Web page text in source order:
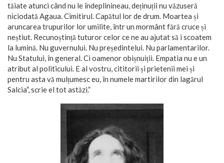
tăiate atunci când nu le îndeplinineau, deținuții nu văzuseră
niciodată Agaua. Cimitirul. Capătul lor de drum. Moartea și
aruncarea trupurilor lor umilite, într un mormânt fără cruce și
neștiut. Recunoștință tuturor celor ce ne au ajutat să i scoatem
la lumină. Nu guvernului. Nu președintelui. Nu parlamentarilor.
Nu Statului, în general. Ci oamenor obișnuiții. Empatia nu e un
atribut al politicului. E al vostru, cititorii și prietenii mei și
pentru asta vă mulțumesc eu, în numele martirilor din lagărul
Salcia”, scrie el tot astăzi.”